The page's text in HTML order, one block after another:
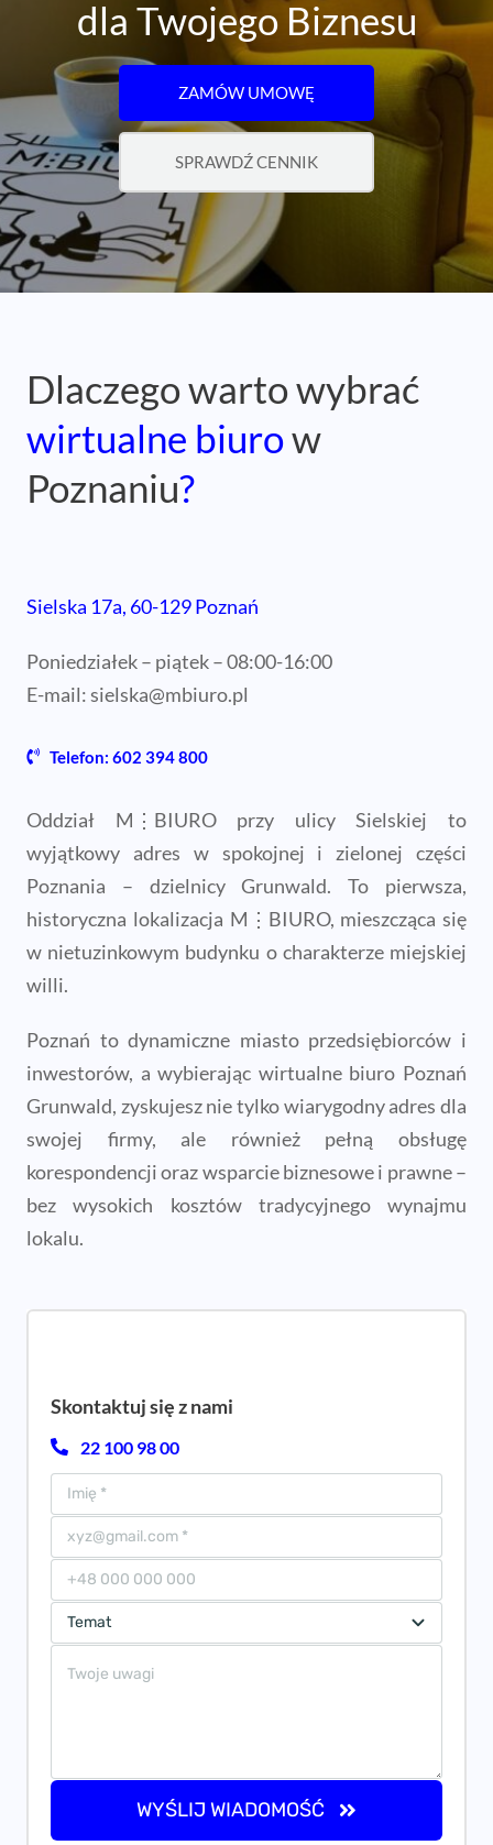
dla Twojego Biznesu
ZAMÓW UMOWĘ
SPRAWDŹ CENNIK
Dlaczego warto wybrać
wirtualne biurow
Poznaniu?
Sielska 17a, 60-129 Poznań
Poniedziałek – piątek – 08:00-16:00
E-mail:sielska@mbiuro.pl
Telefon: 602 394 800
Oddział M⋮BIURO przy ulicy Sielskiej to
wyjątkowy adres w spokojnej i zielonej części
Poznania – dzielnicy Grunwald. To pierwsza,
historyczna lokalizacja M⋮BIURO, mieszcząca się
w nietuzinkowym budynku o charakterze miejskiej
willi.
Poznań to dynamiczne miasto przedsiębiorców i
inwestorów, a wybierając wirtualne biuro Poznań
Grunwald, zyskujesz nie tylko wiarygodny adres dla
swojej firmy, ale również pełną obsługę
korespondencji oraz wsparcie biznesowe i prawne –
bez wysokich kosztów tradycyjnego wynajmu
lokalu.
Skontaktuj się z nami
22 100 98 00
WYŚLIJ WIADOMOŚĆ